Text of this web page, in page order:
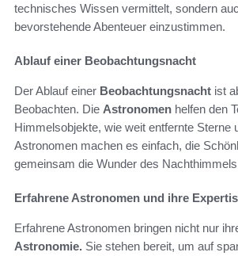
technisches Wissen vermittelt, sondern
bevorstehende Abenteuer einzustimmen.
Ablauf einer Beobachtungsnacht
Der Ablauf einer Beobachtungsnacht ist
Beobachten. Die Astronomen helfen den
Himmelsobjekte, wie weit entfernte Sterne
Astronomen machen es einfach, die
gemeinsam die Wunder des
Erfahrene Astronomen und ihre
Erfahrene Astronomen bringen nicht nur
Astronomie. Sie stehen bereit, um auf